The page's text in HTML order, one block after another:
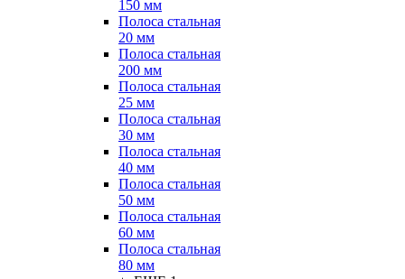
150 мм
Полоса стальная
20 мм
Полоса стальная
200 мм
Полоса стальная
25 мм
Полоса стальная
30 мм
Полоса стальная
40 мм
Полоса стальная
50 мм
Полоса стальная
60 мм
Полоса стальная
80 мм